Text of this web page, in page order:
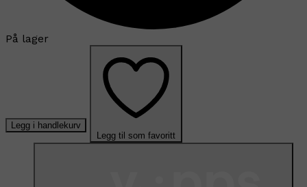
På lager
Legg i handlekurv
Legg til som favoritt